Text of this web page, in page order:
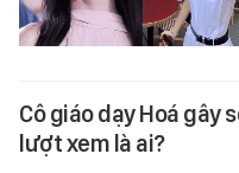
Cô giáo dạy Hoá gây
lượt xem là ai?